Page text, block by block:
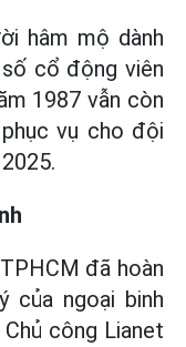
hâm mộ dành
cổ động viên
1987 vẫn còn
vụ cho đội
đã hoàn
ngoại binh
công Lianet